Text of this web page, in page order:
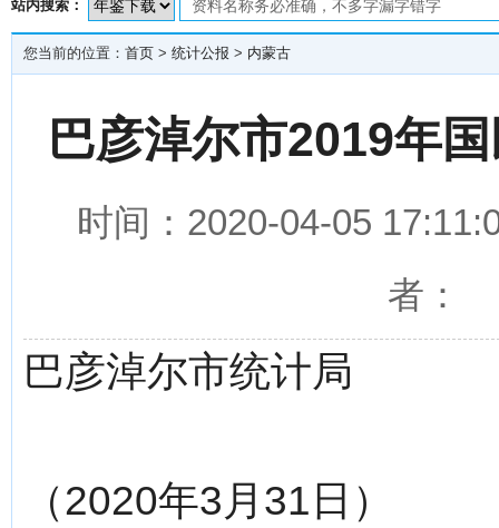
站内搜索：
您当前的位置： 首页 > 统计公报 > 内蒙古
巴彦淖尔市2019年
时间：2020-04-05
者：
巴彦淖尔市统计局
（2020年3月31日）